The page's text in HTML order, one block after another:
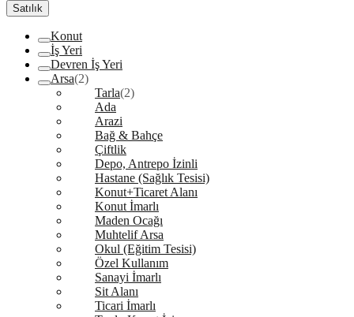
Satılık
Konut
İş Yeri
Devren İş Yeri
Arsa(2)
Tarla(2)
Ada
Arazi
Bağ & Bahçe
Çiftlik
Depo, Antrepo İzinli
Hastane (Sağlık Tesisi)
Konut+Ticaret Alanı
Konut İmarlı
Maden Ocağı
Muhtelif Arsa
Okul (Eğitim Tesisi)
Özel Kullanım
Sanayi İmarlı
Sit Alanı
Ticari İmarlı